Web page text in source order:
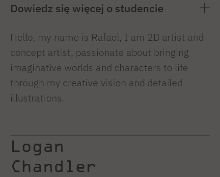
Dowiedz się więcej o studencie
Hello, my name is Rafael, I am 2D artist and
concept artist, passionate about bringing
imaginative worlds and characters to life
through my creative vision and detailed
illustrations.
Logan
Chandler